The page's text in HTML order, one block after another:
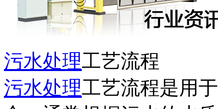
污水处理工艺流程
污水处理工艺流程是用